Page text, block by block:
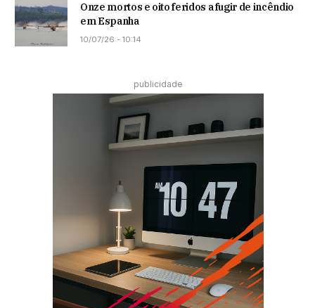
Onze mortos e oito feridos a fugir de incêndio
em Espanha
10/07/26 - 10:14
publicidade